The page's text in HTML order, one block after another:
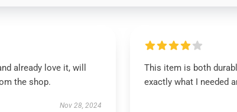
already love it, will
the shop.
Nov 28, 2024
This item is both
exactly what I needed